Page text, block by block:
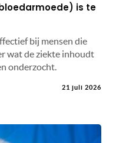
is te
bij mensen die
wat de ziekte inhoudt
onderzocht.
21 juli 2026